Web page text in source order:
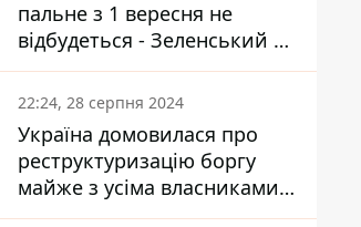
пальне з 1 вересня не
відбудеться - Зеленський не
підписав закон
22:24, 28 серпня 2024
Україна домовилася про
реструктуризацію боргу
майже з усіма власниками
єврооблігацій: що це